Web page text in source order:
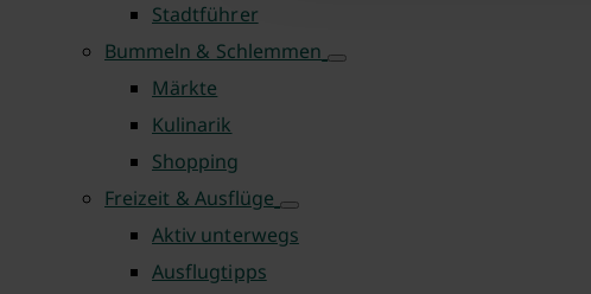
Stadtführer
Bummeln & Schlemmen
Märkte
Kulinarik
Shopping
Freizeit & Ausflüge
Aktiv unterwegs
Ausflugtipps